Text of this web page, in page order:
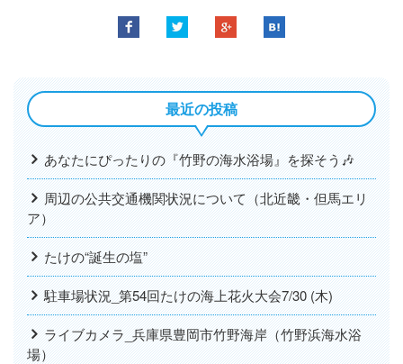
最近の投稿
あなたにぴったりの『竹野の海水浴場』を探そう🎶
周辺の公共交通機関状況について（北近畿・但馬エリ
ア）
たけの“誕生の塩”
駐車場状況_第54回たけの海上花火大会7/30 (木)
ライブカメラ_兵庫県豊岡市竹野海岸（竹野浜海水浴
場）